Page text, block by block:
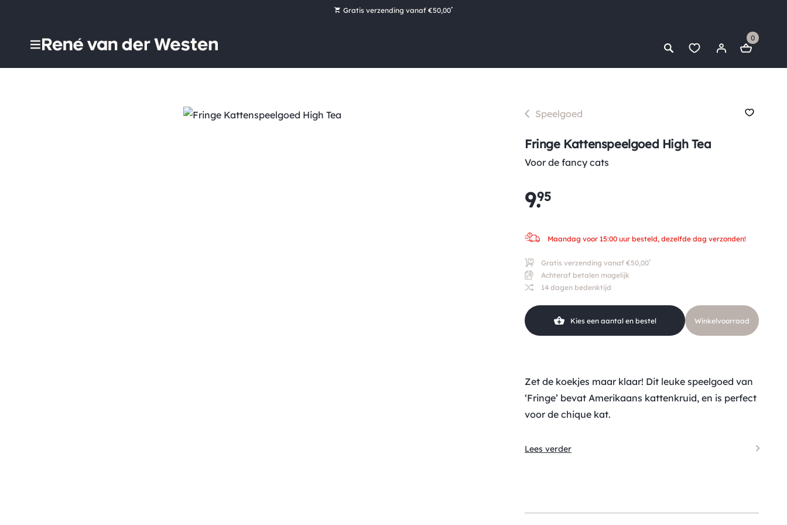
Gratis verzending vanaf €50,00*
0
Speelgoed
Fringe Kattenspeelgoed High Tea
Voor de fancy cats
9.95
Maandag voor 15:00 uur besteld, dezelfde dag verzonden!
Gratis verzending vanaf €50,00*
Achteraf betalen mogelijk
14 dagen bedenktijd
Kies een aantal en bestel Winkelvoorraad
Zet de koekjes maar klaar! Dit leuke speelgoed van
‘Fringe’ bevat Amerikaans kattenkruid, en is perfect
voor de chique kat.
Lees verder